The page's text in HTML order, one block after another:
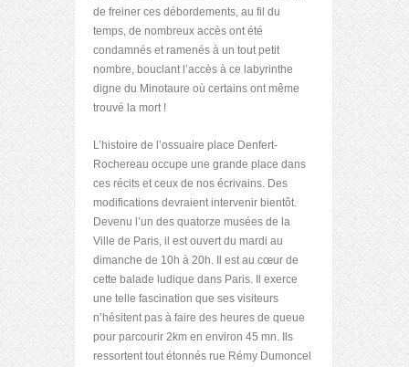
de freiner ces débordements, au fil du
temps, de nombreux accès ont été
condamnés et ramenés à un tout petit
nombre, bouclant l’accès à ce labyrinthe
digne du Minotaure où certains ont même
trouvé la mort !
L’histoire de l’ossuaire place Denfert-
Rochereau occupe une grande place dans
ces récits et ceux de nos écrivains. Des
modifications devraient intervenir bientôt.
Devenu l’un des quatorze musées de la
Ville de Paris, il est ouvert du mardi au
dimanche de 10h à 20h. Il est au cœur de
cette balade ludique dans Paris. Il exerce
une telle fascination que ses visiteurs
n’hésitent pas à faire des heures de queue
pour parcourir 2km en environ 45 mn. Ils
ressortent tout étonnés rue Rémy Dumoncel